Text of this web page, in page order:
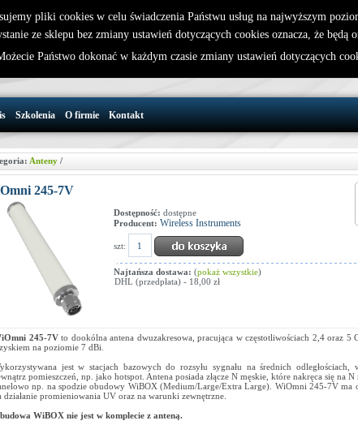
32 721 86 72
support@wirelesslan.com.pl
W koszyku jest 0
Szkolenia O firmie Kontakt
Anteny /
245-7V
Dostępność: dostępne
Producent: Wireless Instruments
szt:
Najtańsza dostawa: (pokaż wszystkie)
DHL (przedpłata) - 18,00 zł
245-7Vto dookólna antena dwuzakresowa, pracująca w częstotliwościach 2,4 oraz 5
na poziomie 7 dBi.
jest w stacjach bazowych do rozsyłu sygnału na średnich odległościach,
pomieszczeń, np. jako hotspot. Antena posiada złącze N męskie, które nakręca się na
np. na spodzie obudowy WiBOX (Medium/Large/Extra Large). WiOmni 245-7V ma
działanie promieniowania UV oraz na warunki zewnętrzne.
WiBOX nie jest w komplecie z anteną.
pliki cookies w celu świadczenia Państwu usług na najwyższym
ze sklepu bez zmiany ustawień dotyczących cookies oznacza, że będą
Państwo dokonać w każdym czasie zmiany ustawień dotyczących